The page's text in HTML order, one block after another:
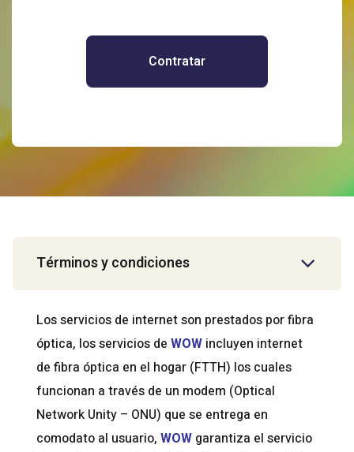
Contratar
Términos y condiciones
Los servicios de internet son prestados por fibra
óptica, los servicios de WOW incluyen internet
de fibra óptica en el hogar (FTTH) los cuales
funcionan a través de un modem (Optical
Network Unity – ONU) que se entrega en
comodato al usuario, WOW garantiza el servicio